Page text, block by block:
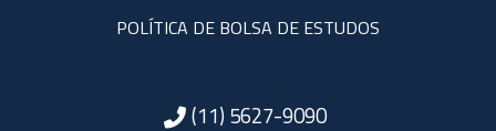
POLÍTICA DE BOLSA DE ESTUDOS
(11) 5627-9090